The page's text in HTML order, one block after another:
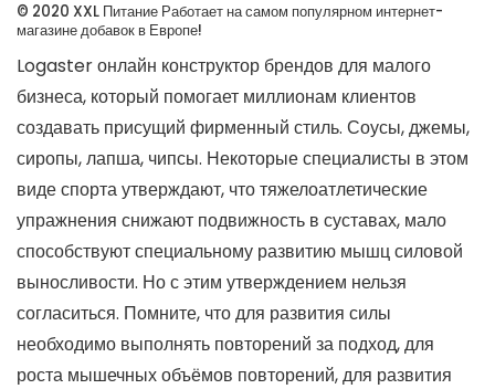
© 2020 XXL Питание Работает на самом популярном интернет-
магазине добавок в Европе!
Logaster онлайн конструктор брендов для малого
бизнеса, который помогает миллионам клиентов
создавать присущий фирменный стиль. Соусы, джемы,
сиропы, лапша, чипсы. Некоторые специалисты в этом
виде спорта утверждают, что тяжелоатлетические
упражнения снижают подвижность в суставах, мало
способствуют специальному развитию мышц силовой
выносливости. Но с этим утверждением нельзя
согласиться. Помните, что для развития силы
необходимо выполнять повторений за подход, для
роста мышечных объёмов повторений, для развития